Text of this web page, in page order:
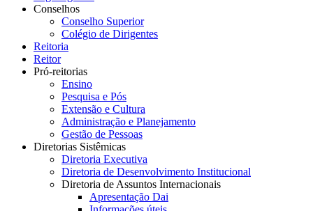
Conselhos
Conselho Superior
Colégio de Dirigentes
Reitoria
Reitor
Pró-reitorias
Ensino
Pesquisa e Pós
Extensão e Cultura
Administração e Planejamento
Gestão de Pessoas
Diretorias Sistêmicas
Diretoria Executiva
Diretoria de Desenvolvimento Institucional
Diretoria de Assuntos Internacionais
Apresentação Dai